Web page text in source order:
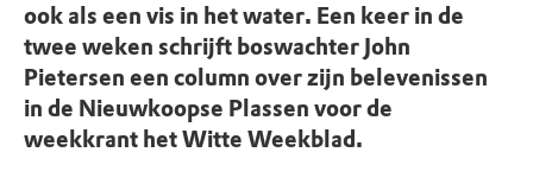
ook als een vis in het water. Een keer in de
twee weken schrijft boswachter John
Pietersen een column over zijn belevenissen
in de Nieuwkoopse Plassen voor de
weekkrant het Witte Weekblad.